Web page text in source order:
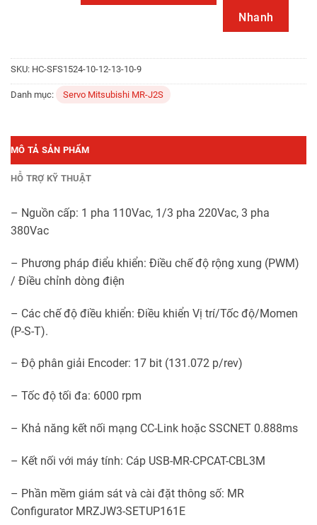
Nhanh
SKU: HC-SFS1524-10-12-13-10-9
Danh mục: Servo Mitsubishi MR-J2S
MÔ TẢ SẢN PHẨM
HỖ TRỢ KỸ THUẬT
– Nguồn cấp: 1 pha 110Vac, 1/3 pha 220Vac, 3 pha
380Vac
– Phương pháp điểu khiển: Điều chế độ rộng xung (PWM)
/ Điều chỉnh dòng điện
– Các chế độ điều khiển: Điều khiển Vị trí/Tốc độ/Momen
(P-S-T).
– Độ phân giải Encoder: 17 bit (131.072 p/rev)
– Tốc độ tối đa: 6000 rpm
– Khả năng kết nối mạng CC-Link hoặc SSCNET 0.888ms
– Kết nối với máy tính: Cáp USB-MR-CPCAT-CBL3M
– Phần mềm giám sát và cài đặt thông số: MR
Configurator MRZJW3-SETUP161E